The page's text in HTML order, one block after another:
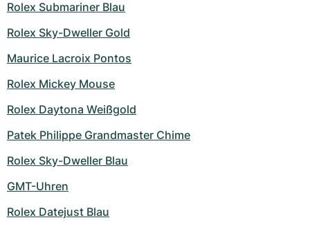
Rolex Submariner Blau
Rolex Sky-Dweller Gold
Maurice Lacroix Pontos
Rolex Mickey Mouse
Rolex Daytona Weißgold
Patek Philippe Grandmaster Chime
Rolex Sky-Dweller Blau
GMT-Uhren
Rolex Datejust Blau